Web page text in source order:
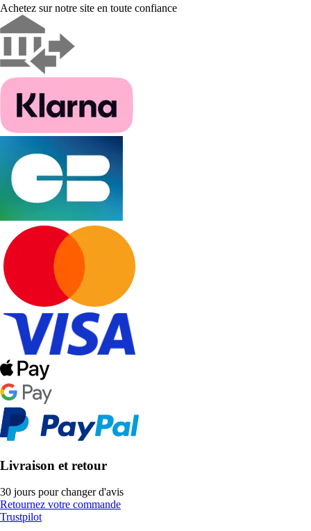
Achetez sur notre site en toute confiance
Livraison et retour
30 jours pour changer d'avis
Retournez votre commande
Trustpilot